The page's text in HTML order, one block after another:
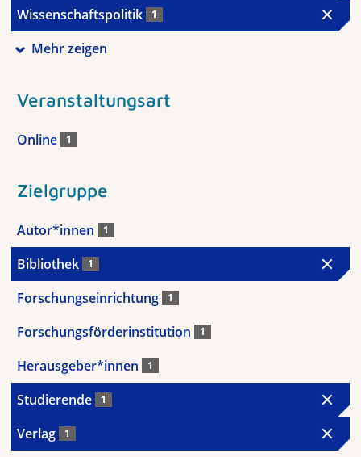
Wissenschaftspolitik 1
Mehr zeigen
Veranstaltungsart
Online 1
Zielgruppe
Autor*innen 1
Bibliothek 1
Forschungseinrichtung 1
Forschungsförderinstitution 1
Herausgeber*innen 1
Studierende 1
Verlag 1